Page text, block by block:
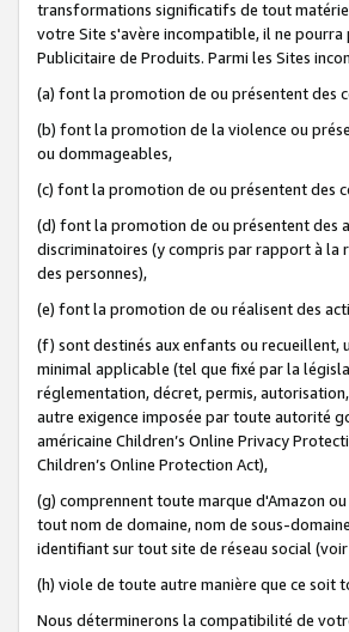
transformations significatifs de tout
votre Site s'avère incompatible, il ne pourra
Publicitaire de Produits. Parmi les Sites
(a) font la promotion de ou présentent des
(b) font la promotion de la violence ou
ou dommageables,
(c) font la promotion de ou présentent des
(d) font la promotion de ou présentent des
discriminatoires (y compris par rapport à la
des personnes),
(e) font la promotion de ou réalisent des
(f) sont destinés aux enfants ou recueillent,
minimal applicable (tel que fixé par la
réglementation, décret, permis,
autre exigence imposée par toute autorité
américaine Children’s Online Privacy
Children’s Online Protection Act),
(g) comprennent toute marque d'Amazon
tout nom de domaine, nom de sous-
identifiant sur tout site de réseau social
(h) viole de toute autre manière que ce
Nous déterminerons la compatibilité de